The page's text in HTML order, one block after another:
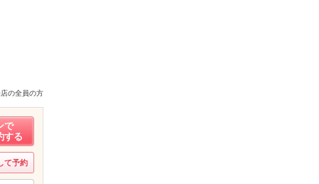
の全員の方
で
する
て予約